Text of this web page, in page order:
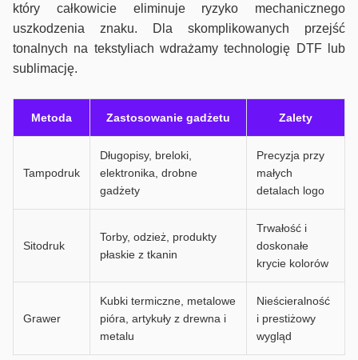
który całkowicie eliminuje ryzyko mechanicznego
uszkodzenia znaku. Dla skomplikowanych przejść
tonalnych na tekstyliach wdrażamy technologię DTF lub
sublimację.
Metoda Zastosowanie gadżetu Zalety
Tampodruk
Długopisy, breloki,
elektronika, drobne
gadżety
Precyzja przy
małych
detalach logo
Sitodruk
Torby, odzież, produkty
płaskie z tkanin
Trwałość i
doskonałe
krycie kolorów
Grawer
Kubki termiczne, metalowe
pióra, artykuły z drewna i
metalu
Nieścieralność
i prestiżowy
wygląd